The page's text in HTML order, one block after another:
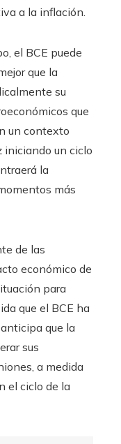
a la inflación.
el BCE puede
que la
su
que
un contexto
iniciando un ciclo
la
más
de las
económico de
para
que el BCE ha
que la
sus
a medida
el ciclo de la